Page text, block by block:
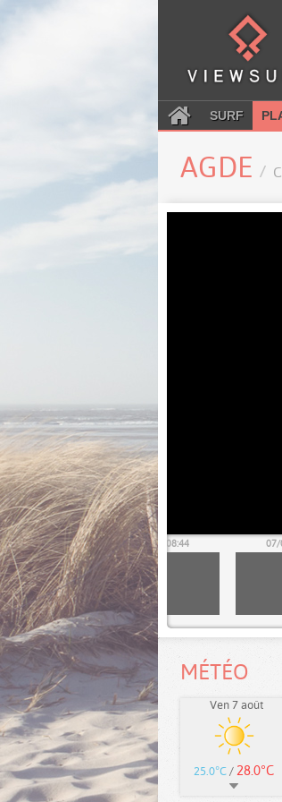
SURF
AGDE
07/08 08:34 07/08 08:44 07/
MÉTÉO
Ven 7 août
25.0°C / 28.0°C